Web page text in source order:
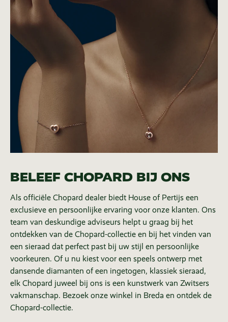
BELEEF CHOPARD BIJ ONS
Als officiële Chopard dealer biedt House of Pertijs een
exclusieve en persoonlijke ervaring voor onze klanten. Ons
team van deskundige adviseurs helpt u graag bij het
ontdekken van de Chopard-collectie en bij het vinden van
een sieraad dat perfect past bij uw stijl en persoonlijke
voorkeuren. Of u nu kiest voor een speels ontwerp met
dansende diamanten of een ingetogen, klassiek sieraad,
elk Chopard juweel bij ons is een kunstwerk van Zwitsers
vakmanschap. Bezoek onze winkel in Breda en ontdek de
Chopard-collectie.